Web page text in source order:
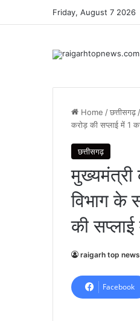
Friday, August 7 2026
Home /छत्तीसगढ़ /
करोड़ की सप्लाई में 1
छत्तीसगढ़
मुख्यमंत्री
विभाग के
की
raigarh top news
Facebook